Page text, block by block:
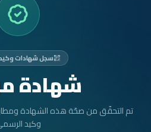
المتدربون
سجل شهادات
شهادة
تم التحقّق من صحّة هذه الشهادة
وكيد